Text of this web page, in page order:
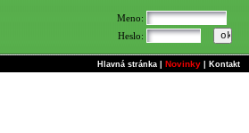
Meno:
Heslo:
Hlavná stránka Novinky Kontakt